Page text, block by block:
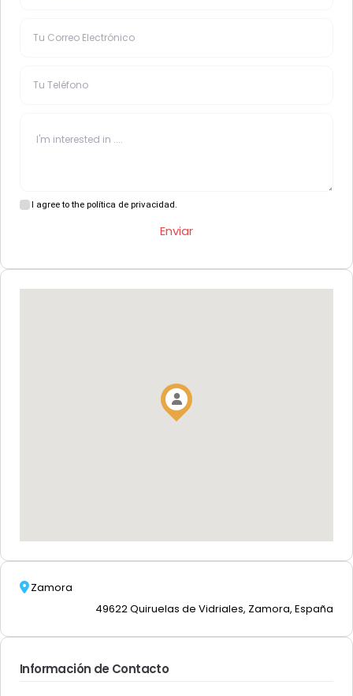
I agree to the política de privacidad.
Enviar
Zamora
49622 Quiruelas de Vidriales, Zamora, España
Información de Contacto